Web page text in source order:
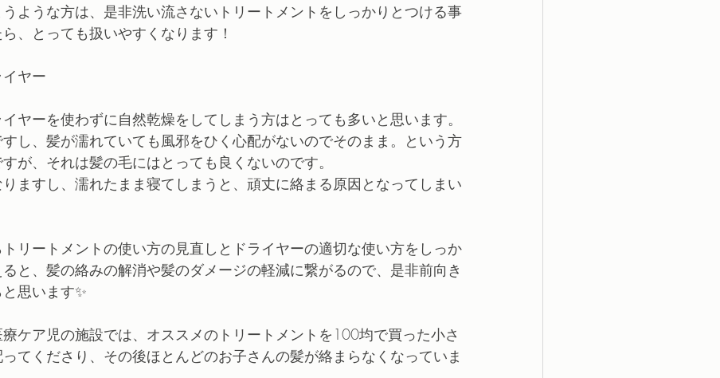
ような方は、是非洗い流さないトリートメントをしっかりとつける事
、とっても扱いやすくなります！
ヤー
ヤーを使わずに自然乾燥をしてしまう方はとっても多いと思います。
し、髪が濡れていても風邪をひく心配がないのでそのまま。という方
が、それは髪の毛にはとっても良くないのです。
ますし、濡れたまま寝てしまうと、頑丈に絡まる原因となってしまい
リートメントの使い方の見直しとドライヤーの適切な使い方をしっか
と、髪の絡みの解消や髪のダメージの軽減に繋がるので、是非前向き
思います✨
ケア児の施設では、オススメのトリートメントを100均で買った小さ
てくださり、その後ほとんどのお子さんの髪が絡まらなくなっていま